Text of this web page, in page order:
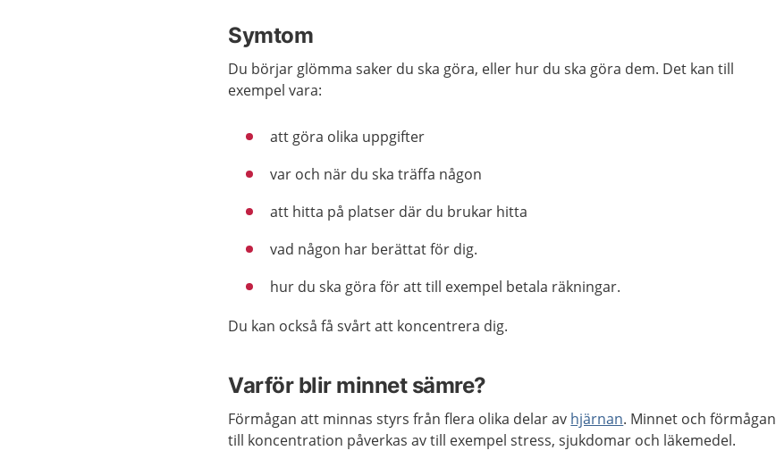
Symtom
Du börjar glömma saker du ska göra, eller hur du ska göra dem. Det kan till
exempel vara:
att göra olika uppgifter
var och när du ska träffa någon
att hitta på platser där du brukar hitta
vad någon har berättat för dig.
hur du ska göra för att till exempel betala räkningar.
Du kan också få svårt att koncentrera dig.
Varför blir minnet sämre?
Förmågan att minnas styrs från flera olika delar av hjärnan. Minnet och förmågan
till koncentration påverkas av till exempel stress, sjukdomar och läkemedel.